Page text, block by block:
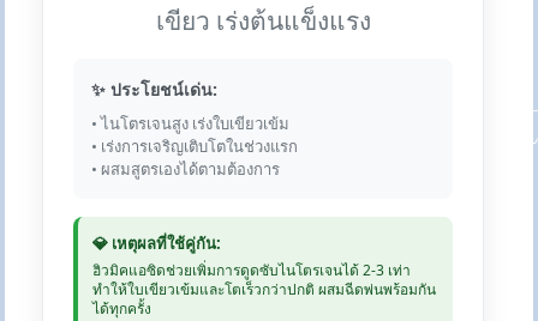
เขียว เร่งต้นแข็งแรง
✨ ประโยชน์เด่น:
• ไนโตรเจนสูง เร่งใบเขียวเข้ม
• เร่งการเจริญเติบโตในช่วงแรก
• ผสมสูตรเองได้ตามต้องการ
💎 เหตุผลที่ใช้คู่กัน:
ฮิวมิคแอซิดช่วยเพิ่มการดูดซับไนโตรเจนได้ 2-3 เท่า
ทำให้ใบเขียวเข้มและโตเร็วกว่าปกติ ผสมฉีดพ่นพร้อมกัน
ได้ทุกครั้ง